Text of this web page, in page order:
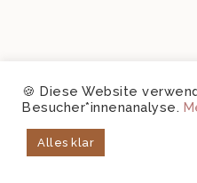
🍪 Diese Website
Besucher*innenanalyse.
Alles klar